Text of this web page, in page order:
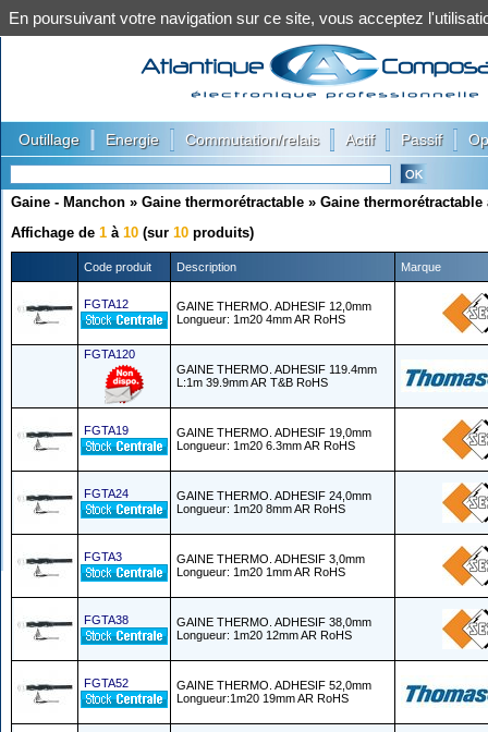
Outillage Energie Commutation/relais Actif Passif
Gaine - Manchon » Gaine thermorétractable » Gaine thermorétractable
Affichage de 1 à 10 (sur 10 produits)
Code produit Description Marque
FGTA12
GAINE THERMO. ADHESIF 12,0mm
Longueur: 1m20 4mm AR RoHS
FGTA120
GAINE THERMO. ADHESIF 119.4mm
L:1m 39.9mm AR T&B RoHS
FGTA19
GAINE THERMO. ADHESIF 19,0mm
Longueur: 1m20 6.3mm AR RoHS
FGTA24
GAINE THERMO. ADHESIF 24,0mm
Longueur: 1m20 8mm AR RoHS
FGTA3
GAINE THERMO. ADHESIF 3,0mm
Longueur: 1m20 1mm AR RoHS
FGTA38
GAINE THERMO. ADHESIF 38,0mm
Longueur: 1m20 12mm AR RoHS
FGTA52
GAINE THERMO. ADHESIF 52,0mm
Longueur:1m20 19mm AR RoHS
En poursuivant votre navigation sur ce site, vous acceptez